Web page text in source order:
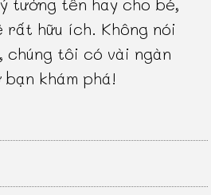
rất hữu ích. Không nói
chúng tôi có vài ngàn
khám phá!